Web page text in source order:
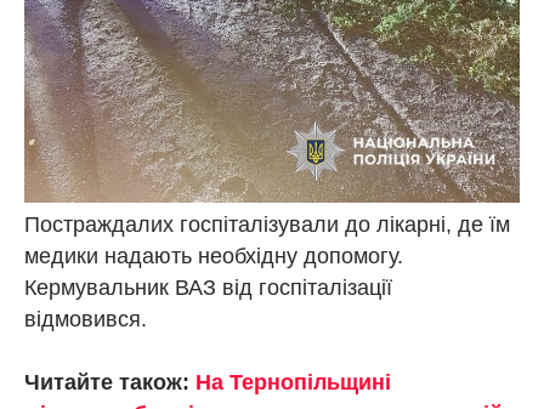
Постраждалих госпіталізували до лікарні, де їм
медики надають необхідну допомогу.
Кермувальник ВАЗ від госпіталізації
відмовився.
Читайте також: На Тернопільщині